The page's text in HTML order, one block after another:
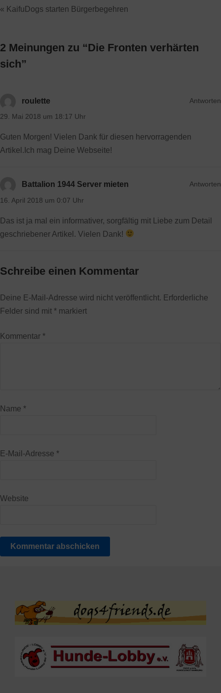
« KaifuDogs starten Bürgerbegehren
2 Meinungen zu “Die Fronten verhärten
sich”
roulette
29. Mai 2018 um 18:17 Uhr
Guten Morgen! Vielen Dank für diesen hervorragenden
Artikel.Ich mag Deine Webseite!
Antworten
Battalion 1944 Server mieten
16. April 2018 um 0:07 Uhr
Das ist ja mal ein informativer, sorgfältig mit Liebe zum Detail
geschriebener Artikel. Vielen Dank!
Antworten
Schreibe einen Kommentar
Deine E-Mail-Adresse wird nicht veröffentlicht. Erforderliche
Felder sind mit * markiert
Kommentar *
Name *
E-Mail-Adresse *
Website